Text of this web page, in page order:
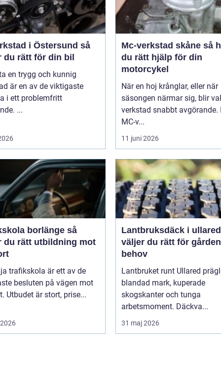
i Östersund så
du rätt för din bil
en trygg och kunnig
är en av de viktigaste
i ett problemfritt
...
Mc-verkstad skåne så hittar
du rätt hjälp för din
motorcykel
När en hoj krånglar, eller när
säsongen närmar sig, blir
verkstad snabbt avgörande.
MC-v...
11 juni 2026
borlänge så
du rätt utbildning mot
trafikskola är ett av de
besluten på vägen mot
Utbudet är stort, prise...
Lantbruksdäck i ullared
väljer du rätt för
behov
Lantbruket runt Ullared
blandad mark, kuperade
skogskanter och tunga
arbetsmoment. Däckva...
31 maj 2026